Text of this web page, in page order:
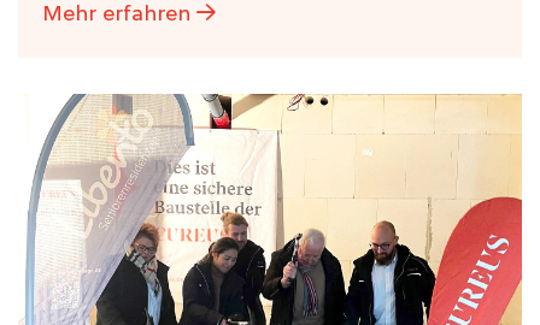
Mehr erfahren